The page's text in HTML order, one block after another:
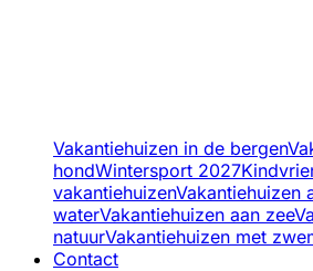
Vakantiehuizen in de bergen
hondWintersport 2027
vakantiehuizenVakantiehuizen
waterVakantiehuizen aan zee
natuurVakantiehuizen met
Contact